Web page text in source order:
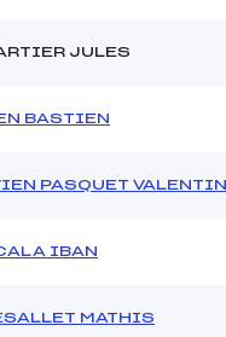
JULES
BASTIEN
PASQUET VALENTIN
IBAN
MATHIS